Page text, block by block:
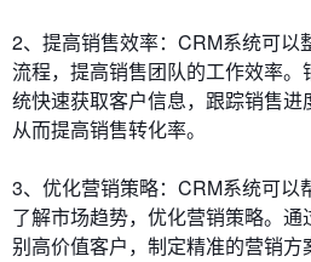
2、提高销售效率：CRM系统可以
流程，提高销售团队的工作效率
统快速获取客户信息，跟踪销售进
从而提高销售转化率。
3、优化营销策略：CRM系统可以
了解市场趋势，优化营销策略。
别高价值客户，制定精准的营销方